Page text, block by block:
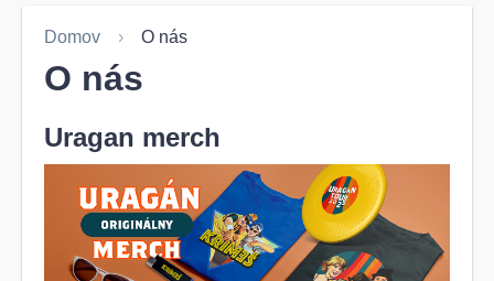
Domov O nás
O nás
Uragan merch